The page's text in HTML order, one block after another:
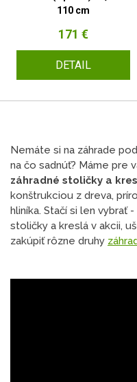
110 cm
171 €
DETAIL
Nemáte si na záhrade
na čo sadnúť? Máme pre
záhradné stoličky a
konštrukciou z dreva,
hliníka. Stačí si len vybrať
stoličky a kreslá v akcii,
zakúpiť rôzne druhy